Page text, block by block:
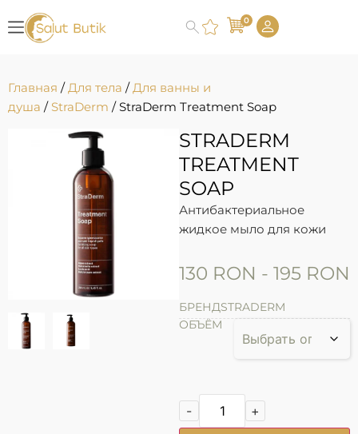
0
Главная /Для тела /Для ванны и
душа / StraDerm / StraDerm Treatment Soap
STRADERM
TREATMENT
SOAP
Антибактериальное
жидкое мыло для кожи
130 RON - 195 RON
БРЕНДSTRADERM
ОБЪЁМ
- +